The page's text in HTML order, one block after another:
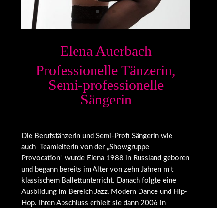
Elena Auerbach
Professionelle Tänzerin,
Semi-professionelle
Sängerin
Die Berufstänzerin und Semi-Profi Sängerin wie
auch Teamleiterin von der „Showgruppe
Provocation“ wurde Elena 1988 in Russland geboren
und begann bereits im Alter von zehn Jahren mit
klassischem Ballettunterricht. Danach folgte eine
Ausbildung im Bereich Jazz, Modern Dance und Hip-
Hop. Ihren Abschluss erhielt sie dann 2006 in